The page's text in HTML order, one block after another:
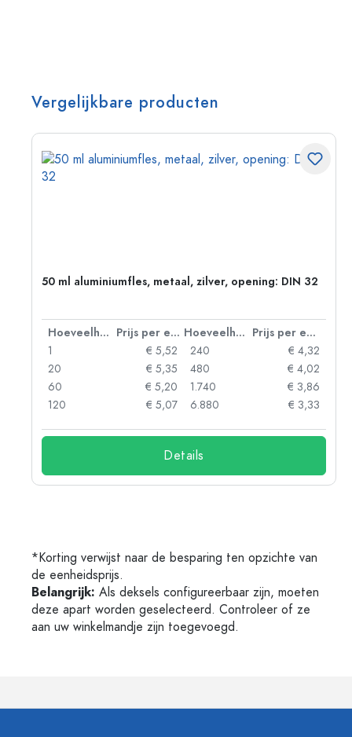
Vergelijkbare producten
50 ml aluminiumfles, metaal, zilver, opening: DIN 32
Hoeveelheid Prijs per eenheid Hoeveelheid
Prijs per eenheid
1
€ 5,52
20
€ 5,35
60
€ 5,20
120
€ 5,07
240
€ 4,32
480
€ 4,02
1.740
€ 3,86
6.880
€ 3,33
Details
*Korting verwijst naar de besparing ten opzichte van
de eenheidsprijs.
Belangrijk: Als deksels configureerbaar zijn, moeten
deze apart worden geselecteerd. Controleer of ze
aan uw winkelmandje zijn toegevoegd.